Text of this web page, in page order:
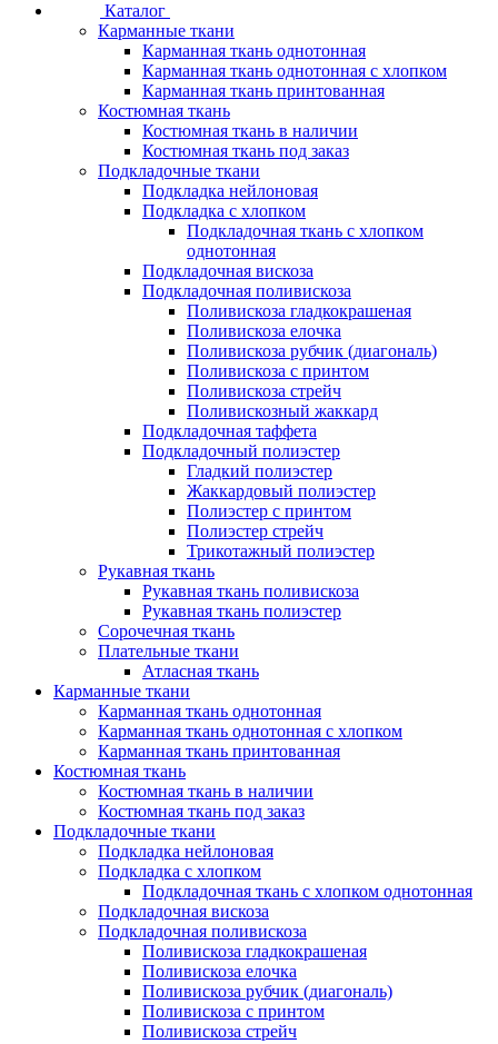
Каталог
Карманные ткани
Карманная ткань однотонная
Карманная ткань однотонная с хлопком
Карманная ткань принтованная
Костюмная ткань
Костюмная ткань в наличии
Костюмная ткань под заказ
Подкладочные ткани
Подкладка нейлоновая
Подкладка с хлопком
Подкладочная ткань с хлопком
однотонная
Подкладочная вискоза
Подкладочная поливискоза
Поливискоза гладкокрашеная
Поливискоза елочка
Поливискоза рубчик (диагональ)
Поливискоза с принтом
Поливискоза стрейч
Поливискозный жаккард
Подкладочная таффета
Подкладочный полиэстер
Гладкий полиэстер
Жаккардовый полиэстер
Полиэстер с принтом
Полиэстер стрейч
Трикотажный полиэстер
Рукавная ткань
Рукавная ткань поливискоза
Рукавная ткань полиэстер
Сорочечная ткань
Плательные ткани
Атласная ткань
Карманные ткани
Карманная ткань однотонная
Карманная ткань однотонная с хлопком
Карманная ткань принтованная
Костюмная ткань
Костюмная ткань в наличии
Костюмная ткань под заказ
Подкладочные ткани
Подкладка нейлоновая
Подкладка с хлопком
Подкладочная ткань с хлопком однотонная
Подкладочная вискоза
Подкладочная поливискоза
Поливискоза гладкокрашеная
Поливискоза елочка
Поливискоза рубчик (диагональ)
Поливискоза с принтом
Поливискоза стрейч